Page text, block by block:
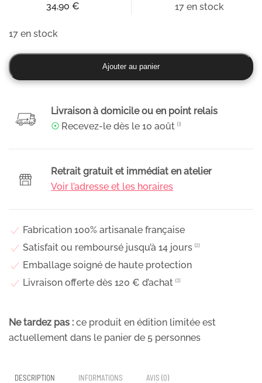
34,90 € 17 en stock
17 en stock
quantité
de
marié
séchées
stabilisées
violacées,
Ajouter au panier
Livraison à domicile ou en point relais
☉ Recevez-le dès le10 août ⁽¹⁾
Retrait gratuit et immédiat en atelier
Voir l’adresse et les horaires
Fabrication 100% artisanale française
Satisfait ou remboursé jusqu’à 14 jours ⁽²⁾
Emballage soigné de haute protection
Livraison offerte dès 120 € d’achat ⁽³⁾
Ne tardez pas : ce produit en édition limitée est
actuellement dans le panier de 5 personnes
DESCRIPTION INFORMATIONS AVIS (0)